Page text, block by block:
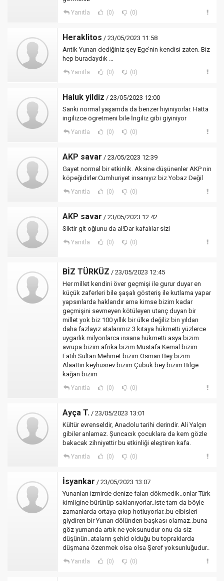
Yanıtla (0) (0)
Heraklitos / 23/05/2023 11:58
Antik Yunan dediğiniz şey Ege’nin kendisi zaten. Biz
hep buradaydık …
Yanıtla (0) (0)
Haluk yildiz / 23/05/2023 12:00
Sanki normal yaşamda da benzer hiyiniyorlar. Hatta
ingilizce ögretmeni bile İngiliz gibi giyiniyor
Yanıtla (0) (0)
AKP savar / 23/05/2023 12:39
Gayet normal bir etkinlik. Aksine düşünenler AKP nin
köpeğidirler.Cumhuriyet insanıyız biz.Yobaz Değil
Yanıtla (0) (0)
AKP savar / 23/05/2023 12:42
Siktir git oğlunu da al!Dar kafalılar sizi
Yanıtla (0) (0)
BİZ TÜRKÜZ / 23/05/2023 12:45
Her millet kendini över geçmişi ile gurur duyar en
küçük zaferleri bile şaşalı gösteriş ile kutlama yapar
yapsınlarda haklarıdır ama kimse bizim kadar
geçmişini sevmeyen kötüleyen utanç duyan bir
millet yok biz 100 yıllık bir ülke değiliz bin yıldan
daha fazlayız atalarımız 3 kıtaya hükmetti yüzlerce
uygarlık milyonlarca insana hükmetti asya bizim
avrupa bizim afrika bizim Mustafa Kemal bizim
Fatih Sultan Mehmet bizim Osman Bey bizim
Alaattin keyhüsrev bizim Çubuk bey bizim Bilge
kağan bizim
Yanıtla (0) (0)
Ayça T. / 23/05/2023 13:01
Kültür evrenseldir, Anadolu tarihi derindir. Ali Yalçın
gibiler anlamaz. Şuncacık çocuklara da kem gözle
bakacak zihniyettir bu etkinliği eleştiren kafa.
Yanıtla (0) (0)
İsyankar / 23/05/2023 13:07
Yunanları izmirde denize falan dökmedik..onlar Türk
kimligine bürünüp saklanıyorlar..iste tam da böyle
zamanlarda ortaya çıkıp hotluyorlar..bu elbisleri
giydiren bir Yunan dölünden başkası olamaz..buna
göz yumanda artık ne yoksunudur onu da siz
düşünün..ataların şehid olduğu bu topraklarda
düşmana özenmek olsa olsa Şeref yoksunluğudur..
Yanıtla (0) (0)